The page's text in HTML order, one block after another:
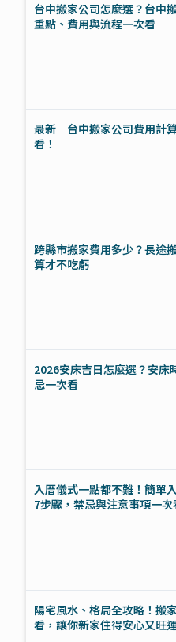
台中搬家公司怎麼選？台中
重點、費用與流程一次看
最新｜台中搬家公司費用計
看！
跨縣市搬家費用多少？長途
算才不吃虧
2026安床吉日怎麼選？安床
忌一次看
入厝儀式一點都不難！簡單
7步驟，禁忌與注意事項一次
陽宅風水、格局全攻略！搬
看，讓你新家住得安心又旺